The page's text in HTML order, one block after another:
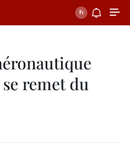
remet du